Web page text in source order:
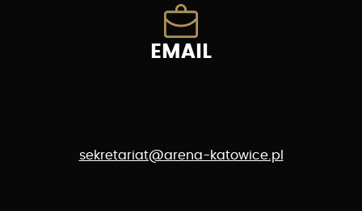
EMAIL
sekretariat@arena-katowice.pl